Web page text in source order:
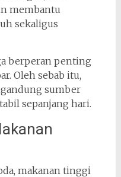
membantu
sekaligus
berperan penting
Oleh sebab itu,
sumber
sepanjang hari.
makanan tinggi